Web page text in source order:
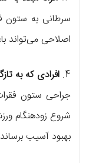
سرطانی به ستون
اصلاحی می‌تواند
4. افرادی که به
جراحی ستون
شروع زودهنگام
بهبود آسیب